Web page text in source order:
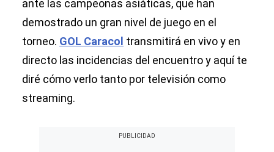
ante las campeonas asiáticas, que han
demostrado un gran nivel de juego en el
torneo. GOL Caracol transmitirá en vivo y en
directo las incidencias del encuentro y aquí te
diré cómo verlo tanto por televisión como
streaming.